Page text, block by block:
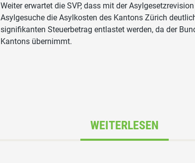
Weiter erwartet die SVP, dass mit der
Asylgesuche die Asylkosten des Kantons Zürich
signifikanten Steuerbetrag entlastet werden, da der
Kantons übernimmt.
WEITERLESEN